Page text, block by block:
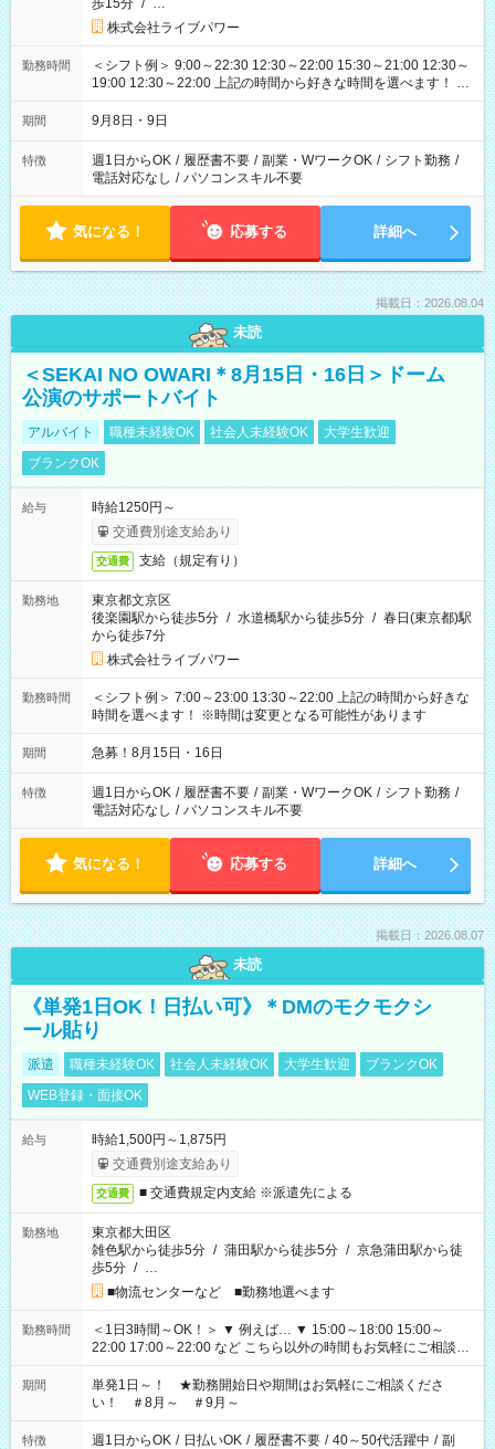
歩15分 / …
株式会社ライブパワー
勤務時間
＜シフト例＞ 9:00～22:30 12:30～22:00 15:30～21:00 12:30～
19:00 12:30～22:00 上記の時間から好きな時間を選べます！ ※
時間は変更となる可能性があります
期間 9月8日・9日
特徴 週1日からOK / 履歴書不要 / 副業・WワークOK / シフト勤務 /
電話対応なし / パソコンスキル不要
気になる！ 応募する 詳細へ
掲載日：2026.08.04
未読
＜SEKAI NO OWARI＊8月15日・16日＞ドーム
公演のサポートバイト
アルバイト 職種未経験OK 社会人未経験OK
大学生歓迎
ブランクOK
給与
時給1250円～
交通費別途支給あり
交通費 支給（規定有り）
勤務地
東京都文京区
後楽園駅から徒歩5分 / 水道橋駅から徒歩5分 / 春日(東京都)駅
から徒歩7分
株式会社ライブパワー
勤務時間
＜シフト例＞ 7:00～23:00 13:30～22:00 上記の時間から好きな
時間を選べます！ ※時間は変更となる可能性があります
期間 急募！8月15日・16日
特徴 週1日からOK / 履歴書不要 / 副業・WワークOK / シフト勤務 /
電話対応なし / パソコンスキル不要
気になる！ 応募する 詳細へ
掲載日：2026.08.07
未読
《単発1日OK！日払い可》＊DMのモクモクシ
ール貼り
派遣 職種未経験OK 社会人未経験OK 大学生歓迎
ブランクOK
WEB登録・面接OK
給与
時給1,500円～1,875円
交通費別途支給あり
交通費 ■ 交通費規定内支給 ※派遣先による
勤務地
東京都大田区
雑色駅から徒歩5分 / 蒲田駅から徒歩5分 / 京急蒲田駅から徒
歩5分 / …
■物流センターなど ■勤務地選べます
勤務時間
＜1日3時間～OK！＞ ▼ 例えば… ▼ 15:00～18:00 15:00～
22:00 17:00～22:00 など こちら以外の時間もお気軽にご相談く
ださい！
期間
単発1日～！ ★勤務開始日や期間はお気軽にご相談くださ
い！ ＃8月～ ＃9月～
特徴 週1日からOK / 日払いOK / 履歴書不要 / 40～50代活躍中 / 副